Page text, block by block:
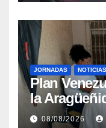
JORNADAS NOTICIAS
Plan
la
atención
08/08/2026